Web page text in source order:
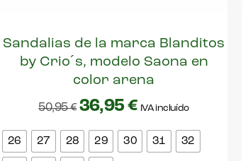
Sandalias de la marca Blanditos
by Crio´s, modelo Saona en
color arena
50,95€ 36,95€ IVA incluído
26 27 28 29 30 31 32